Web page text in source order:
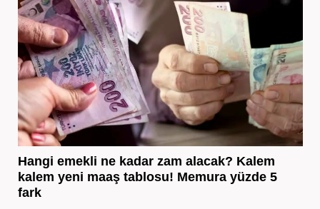
Hangi emekli ne kadar zam alacak? Kalem
kalem yeni maaş tablosu! Memura yüzde 5
fark